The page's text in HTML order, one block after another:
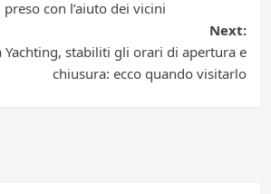
con l’aiuto dei vicini
Next:
Yachting, stabiliti gli orari di apertura e
chiusura: ecco quando visitarlo